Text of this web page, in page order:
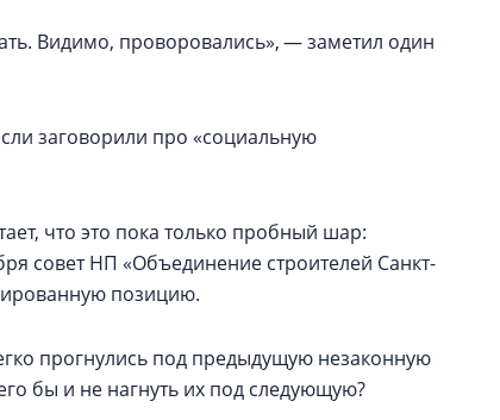
Видимо, проворовались», — заметил один
заговорили про «социальную
что это пока только пробный шар:
совет НП «Объединение строителей Санкт-
позицию.
прогнулись под предыдущую незаконную
бы и не нагнуть их под следующую?